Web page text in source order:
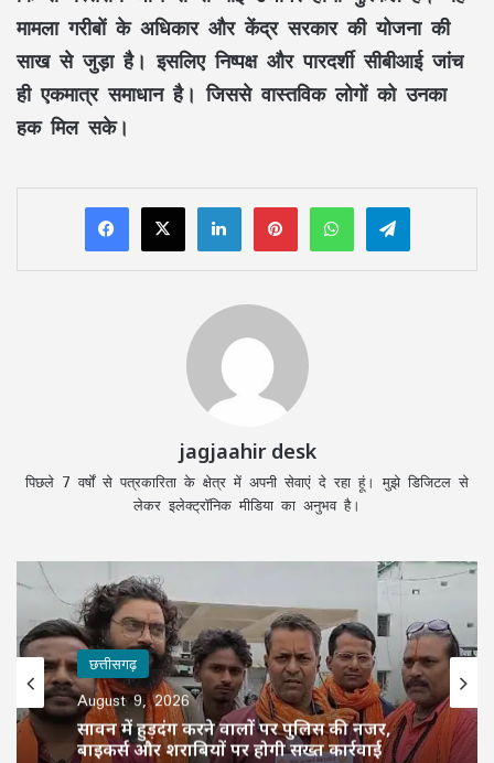
मामला गरीबों के अधिकार और केंद्र सरकार की योजना की
साख से जुड़ा है। इसलिए निष्पक्ष और पारदर्शी सीबीआई जांच
ही एकमात्र समाधान है। जिससे वास्तविक लोगों को उनका
हक मिल सके।
LinkedInPinterestWhatsAppTelegram
jagjaahir desk
पिछले 7 वर्षों से पत्रकारिता के क्षेत्र में अपनी सेवाएं दे रहा हूं। मुझे डिजिटल से
लेकर इलेक्ट्रॉनिक मीडिया का अनुभव है।
छत्तीसगढ़
August 9, 2026
सावन में हुड़दंग करने वालों पर पुलिस की नजर,
बाइकर्स और शराबियों पर होगी सख्त कार्रवाई